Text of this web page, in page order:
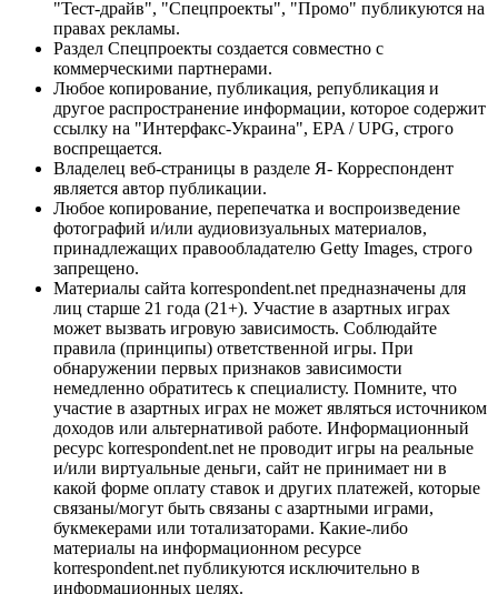
"Тест-драйв", "Спецпроекты", "Промо" публикуются на
правах рекламы.
Раздел Спецпроекты создается совместно с
коммерческими партнерами.
Любое копирование, публикация, републикация и
другое распространение информации, которое содержит
ссылку на "Интерфакс-Украина", EPA / UPG, строго
воспрещается.
Владелец веб-страницы в разделе Я- Корреспондент
является автор публикации.
Любое копирование, перепечатка и воспроизведение
фотографий и/или аудиовизуальных материалов,
принадлежащих правообладателю Getty Images, строго
запрещено.
Материалы сайта korrespondent.net предназначены для
лиц старше 21 года (21+). Участие в азартных играх
может вызвать игровую зависимость. Соблюдайте
правила (принципы) ответственной игры. При
обнаружении первых признаков зависимости
немедленно обратитесь к специалисту. Помните, что
участие в азартных играх не может являться источником
доходов или альтернативой работе. Информационный
ресурс korrespondent.net не проводит игры на реальные
и/или виртуальные деньги, сайт не принимает ни в
какой форме оплату ставок и других платежей, которые
связаны/могут быть связаны с азартными играми,
букмекерами или тотализаторами. Какие-либо
материалы на информационном ресурсе
korrespondent.net публикуются исключительно в
информационных целях.